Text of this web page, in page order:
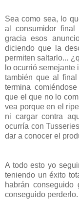
Sea como sea, lo
al consumidor final
gracia esos
diciendo que la
permiten saltarlo...
lo ocurrió
también que al
termina
que el que no lo
vea porque en el
ni cargar contra
ocurría con
dar a conocer el
A todo esto yo
teniendo un éxito
habrán conseguido
conseguido perderlo.